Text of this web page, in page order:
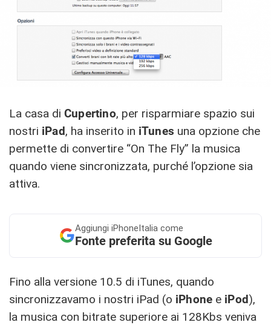
La casa di Cupertino, per risparmiare spazio sui
nostri iPad, ha inserito in iTunes una opzione che
permette di convertire “On The Fly” la musica
quando viene sincronizzata, purché l’opzione sia
attiva.
Aggiungi iPhoneItalia come
Fonte preferita su Google
Fino alla versione 10.5 di iTunes, quando
sincronizzavamo i nostri iPad (o iPhone e iPod),
la musica con bitrate superiore ai 128Kbs veniva